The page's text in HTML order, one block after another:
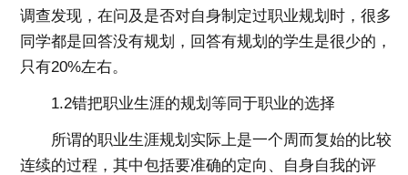
调查发现，在问及是否对自身制定过职业规划时，很多
同学都是回答没有规划，回答有规划的学生是很少的，
只有20%左右。
1.2错把职业生涯的规划等同于职业的选择
所谓的职业生涯规划实际上是一个周而复始的比较
连续的过程，其中包括要准确的定向、自身自我的评